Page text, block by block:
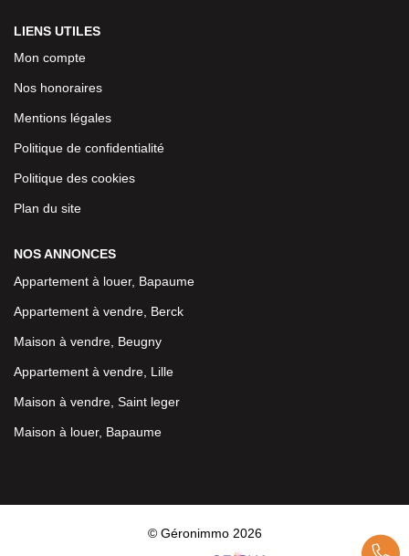
LIENS UTILES
Mon compte
Nos honoraires
Mentions légales
Politique de confidentialité
Politique des cookies
Plan du site
NOS ANNONCES
Appartement à louer, Bapaume
Appartement à vendre, Berck
Maison à vendre, Beugny
Appartement à vendre, Lille
Maison à vendre, Saint leger
Maison à louer, Bapaume
© Géronimmo 2026